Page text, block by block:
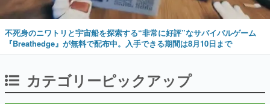
不死身のニワトリと宇宙船を探索する“非常に好評”なサバイバルゲーム
『Breathedge』が無料で配布中。入手できる期間は8月10日まで
カテゴリーピックアップ